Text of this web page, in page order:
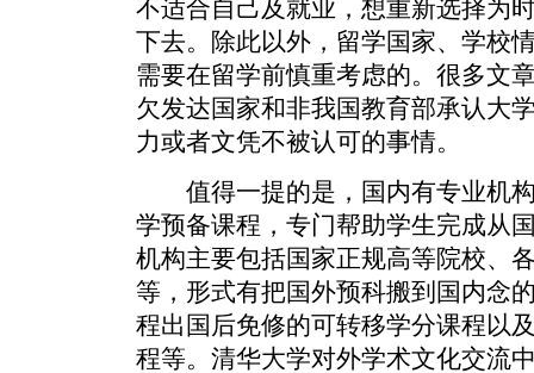
不适合自己及就业，想重新选择为
下去。除此以外，留学国家、学校
需要在留学前慎重考虑的。很多文
欠发达国家和非我国教育部承认大
力或者文凭不被认可的事情。
值得一提的是，国内有专业机构
学预备课程，专门帮助学生完成从
机构主要包括国家正规高等院校、
等，形式有把国外预科搬到国内念
程出国后免修的可转移学分课程以
程等。清华大学对外学术文化交流